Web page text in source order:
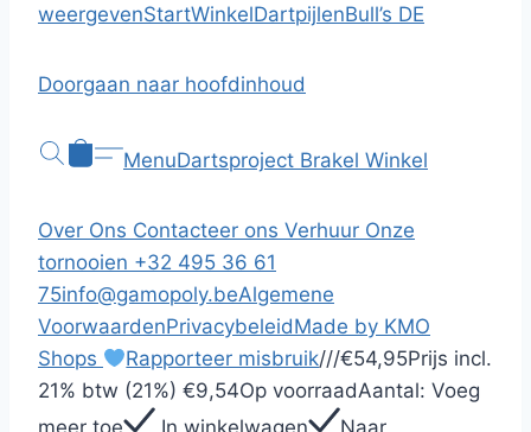
weergevenStartWinkelDartpijlenBull’s DE
Doorgaan naar hoofdinhoud
MenuDartsproject Brakel Winkel
Over Ons Contacteer ons Verhuur Onze
tornooien +32 495 36 61
75info@gamopoly.beAlgemene
VoorwaardenPrivacybeleidMade by KMO
Shops
Rapporteer misbruik///€54,95Prijs incl.
21% btw (21%) €9,54Op voorraadAantal: Voeg
meer toe
In winkelwagen
Naar